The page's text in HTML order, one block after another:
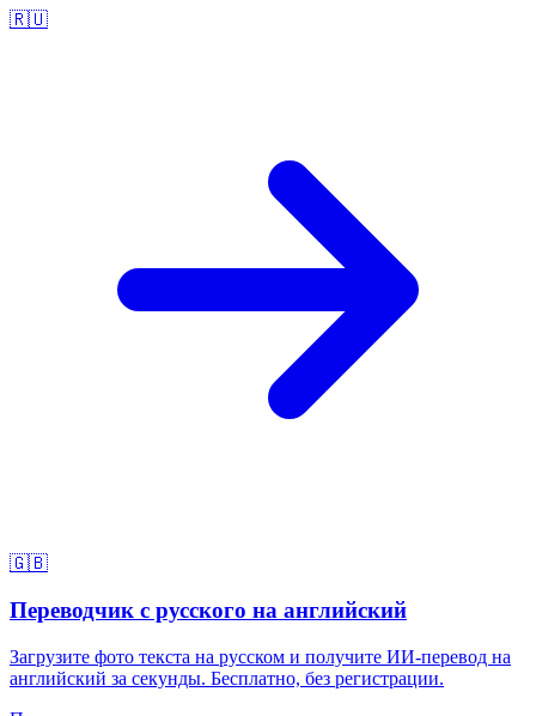
🇷🇺
🇬🇧
Переводчик с русского на английский
Загрузите фото текста на русском и получите ИИ-перевод на
английский за секунды. Бесплатно, без регистрации.